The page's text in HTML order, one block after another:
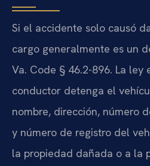
Si el accidente solo causó
cargo generalmente es un
Va. Code § 46.2-896. La ley
conductor detenga el
nombre, dirección, número
y número de registro del
la propiedad dañada o a la